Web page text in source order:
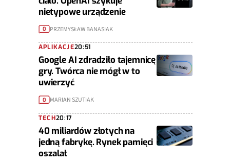
nietypowe urządzenie
0 PRZEMYSŁAW BANASIAK
APLIKACJE20:51
Google AI zdradziło tajemnicę
gry. Twórca nie mógł w to
uwierzyć
0 MARIAN SZUTIAK
TECH20:17
40 miliardów złotych na
jedną fabrykę. Rynek pamięci
oszalał